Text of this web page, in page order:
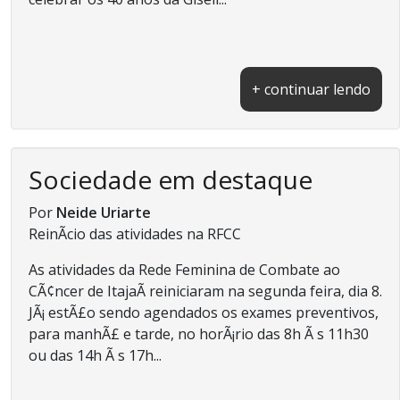
+ continuar lendo
Sociedade em destaque
Por Neide Uriarte
ReinÃ­cio das atividades na RFCC
As atividades da Rede Feminina de Combate ao
CÃ¢ncer de ItajaÃ­ reiniciaram na segunda feira, dia 8.
JÃ¡ estÃ£o sendo agendados os exames preventivos,
para manhÃ£ e tarde, no horÃ¡rio das 8h Ã s 11h30
ou das 14h Ã s 17h...